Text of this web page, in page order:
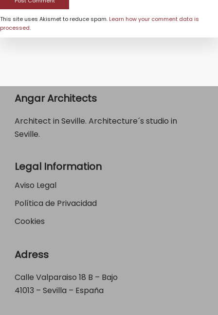
This site uses Akismet to reduce spam. Learn how your comment data is
processed.
Angar Architects
Architect in Seville. Architecture´s studio in
Seville.
Legal Information
Aviso Legal
Política de Privacidad
Cookies
Adress
Calle Valparaiso 18 B – Bajo
41013 – Sevilla – España